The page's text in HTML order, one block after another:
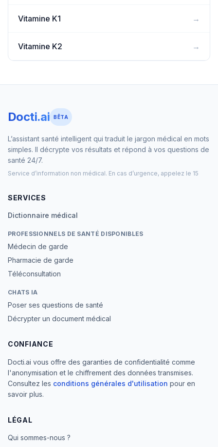
Vitamine K1 →
Vitamine K2 →
Docti.ai BÊTA
L’assistant santé intelligent qui traduit le jargon médical en mots
simples. Il décrypte vos résultats et répond à vos questions de
santé 24/7.
Service d’information non médical. En cas d’urgence, appelez le 15
SERVICES
Dictionnaire médical
PROFESSIONNELS DE SANTÉ DISPONIBLES
Médecin de garde
Pharmacie de garde
Téléconsultation
CHATS IA
Poser ses questions de santé
Décrypter un document médical
CONFIANCE
Docti.ai vous offre des garanties de confidentialité comme
l'anonymisation et le chiffrement des données transmises.
Consultez les conditions générales d'utilisation pour en
savoir plus.
LÉGAL
Qui sommes-nous ?